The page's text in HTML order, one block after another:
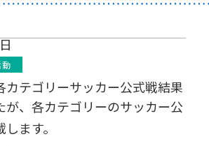
カテゴリーサッカー公式戦結果
が、各カテゴリーのサッカー公
ます。